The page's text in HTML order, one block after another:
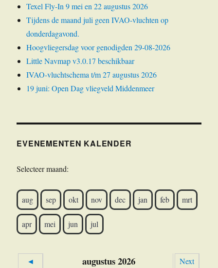
Texel Fly-In 9 mei en 22 augustus 2026
Tijdens de maand juli geen IVAO-vluchten op
donderdagavond.
Hoogvliegersdag voor genodigden 29-08-2026
Little Navmap v3.0.17 beschikbaar
IVAO-vluchtschema t/m 27 augustus 2026
19 juni: Open Dag vliegveld Middenmeer
EVENEMENTEN KALENDER
Selecteer maand:
aug sep okt nov dec jan feb mrt
apr mei jun jul
◄
augustus 2026
Next